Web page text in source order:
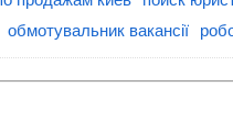
обмотувальник вакансії